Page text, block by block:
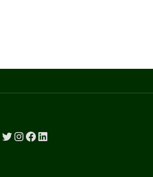
Twitter Instagram Facebook LinkedIn